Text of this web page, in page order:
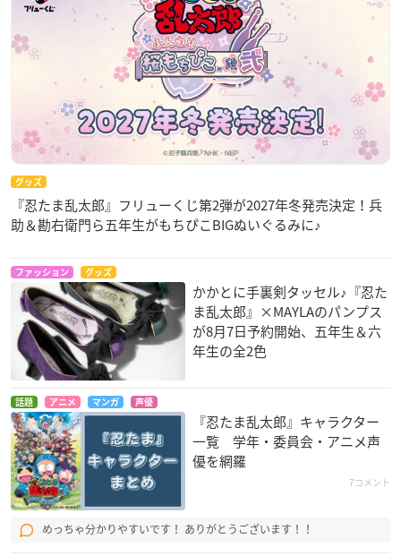
グッズ
『忍たま乱太郎』フリューくじ第2弾が2027年冬発売決定！兵
助＆勘右衛門ら五年生がもちぴこBIGぬいぐるみに♪
ファッション グッズ
かかとに手裏剣タッセル♪『忍た
ま乱太郎』×MAYLAのパンプス
が8月7日予約開始、五年生＆六
年生の全2色
話題 アニメ マンガ 声優
『忍たま乱太郎』キャラクター
一覧 学年・委員会・アニメ声
優を網羅
7コメント
めっちゃ分かりやすいです！ ありがとうございます！！